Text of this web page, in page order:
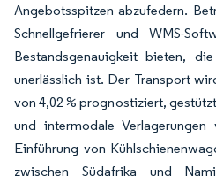
Angebotsspitzen abzufedern.
Schnellgefrierer und WMS-
Bestandsgenauigkeit bieten,
unerlässlich ist. Der Transport
von 4,02 % prognostiziert,
und intermodale
Einführung von
zwischen Südafrika und